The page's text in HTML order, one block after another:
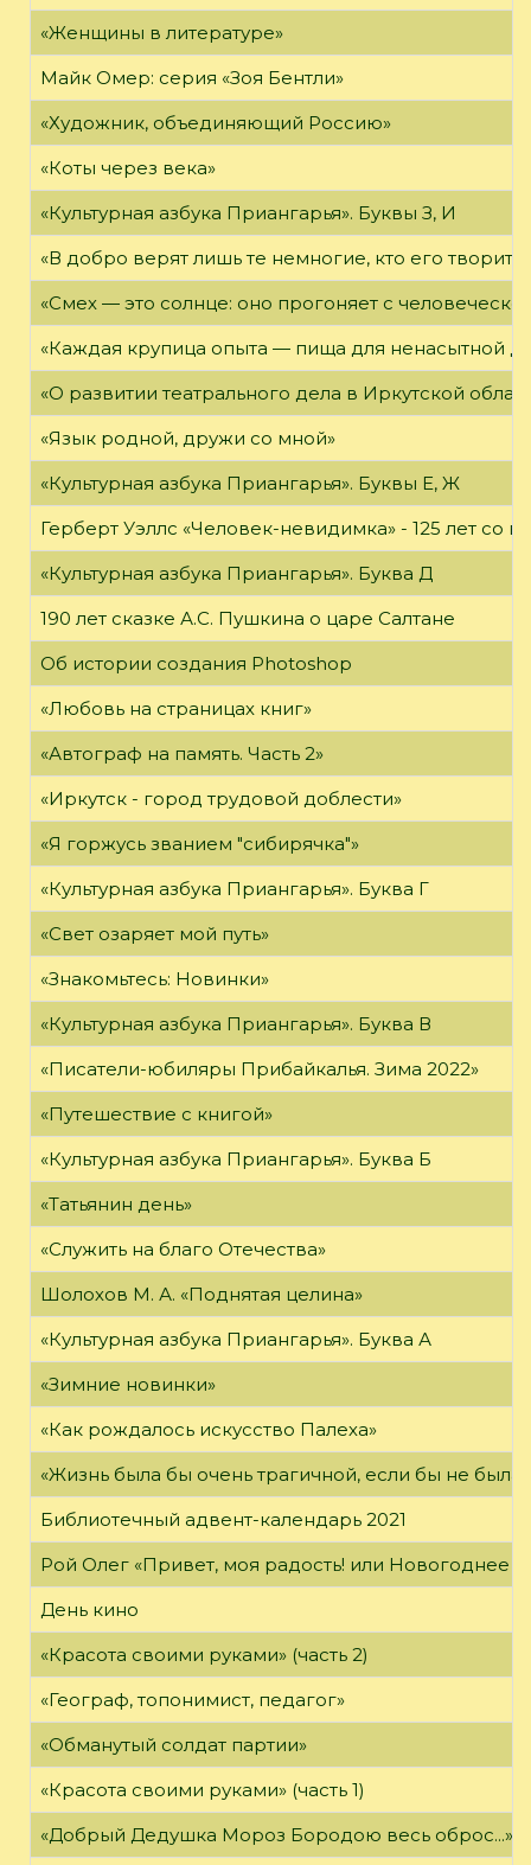
«Женщины в литературе»
Майк Омер: серия «Зоя Бентли»
«Художник, объединяющий Россию»
«Коты через века»
«Культурная азбука Приангарья». Буквы З, И
«В добро верят лишь те немногие, кто его творит»
«Смех — это солнце: оно прогоняет с
«Каждая крупица опыта — пища для ненасытной
«О развитии театрального дела в Иркутской
«Язык родной, дружи со мной»
«Культурная азбука Приангарья». Буквы Е, Ж
Герберт Уэллс «Человек-невидимка» - 125 лет со
«Культурная азбука Приангарья». Буква Д
190 лет сказке А.С. Пушкина о царе Салтане
Об истории создания Photoshop
«Любовь на страницах книг»
«Автограф на память. Часть 2»
«Иркутск - город трудовой доблести»
«Я горжусь званием "сибирячка"»
«Культурная азбука Приангарья». Буква Г
«Свет озаряет мой путь»
«Знакомьтесь: Новинки»
«Культурная азбука Приангарья». Буква В
«Писатели-юбиляры Прибайкалья. Зима 2022»
«Путешествие с книгой»
«Культурная азбука Приангарья». Буква Б
«Татьянин день»
«Служить на благо Отечества»
Шолохов М. А. «Поднятая целина»
«Культурная азбука Приангарья». Буква А
«Зимние новинки»
«Как рождалось искусство Палеха»
«Жизнь была бы очень трагичной, если бы не была
Библиотечный адвент-календарь 2021
Рой Олег «Привет, моя радость! или Новогоднее
День кино
«Красота своими руками» (часть 2)
«Географ, топонимист, педагог»
«Обманутый солдат партии»
«Красота своими руками» (часть 1)
«Добрый Дедушка Мороз Бородою весь оброс...»